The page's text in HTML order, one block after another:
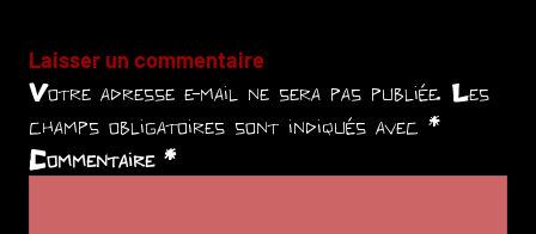
Laisser un commentaire
Votre adresse e-mail ne sera pas publiée. Les
champs obligatoires sont indiqués avec *
Commentaire *